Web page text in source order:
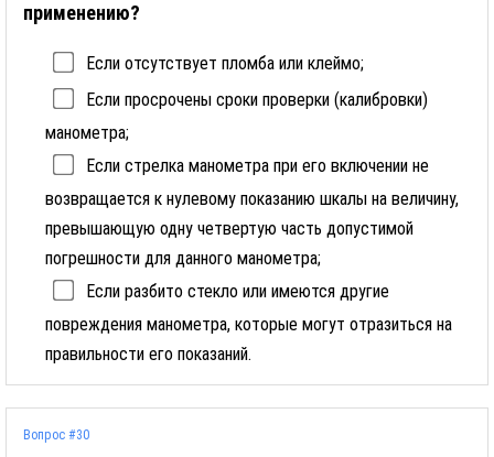
применению?
Если отсутствует пломба или клеймо;
Если просрочены сроки проверки (калибровки)
манометра;
Если стрелка манометра при его включении не
возвращается к нулевому показанию шкалы на величину,
превышающую одну четвертую часть допустимой
погрешности для данного манометра;
Если разбито стекло или имеются другие
повреждения манометра, которые могут отразиться на
правильности его показаний.
Вопрос #30